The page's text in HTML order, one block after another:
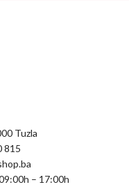
Tuzla
815
– 17:00h